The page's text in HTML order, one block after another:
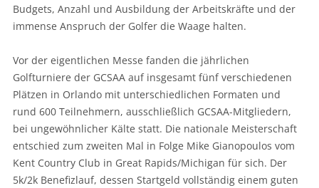
Budgets, Anzahl und Ausbildung der Arbeitskräfte und der
immense Anspruch der Golfer die Waage halten.
Vor der eigentlichen Messe fanden die jährlichen
Golfturniere der GCSAA auf insgesamt fünf verschiedenen
Plätzen in Orlando mit unterschiedlichen Formaten und
rund 600 Teilnehmern, ausschließlich GCSAA-Mitgliedern,
bei ungewöhnlicher Kälte statt. Die nationale Meisterschaft
entschied zum zweiten Mal in Folge Mike Gianopoulos vom
Kent Country Club in Great Rapids/Michigan für sich. Der
5k/2k Benefizlauf, dessen Startgeld vollständig einem guten